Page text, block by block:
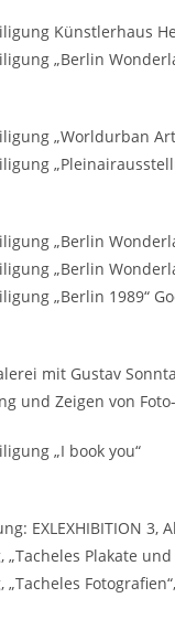
Künstlerhaus
„Berlin
„Worldurban Art
„Berlin
„Berlin
„Berlin 1989“
mit Gustav
und Zeigen von
„I book you“
EXLEXHIBITION 3,
„Tacheles Plakate